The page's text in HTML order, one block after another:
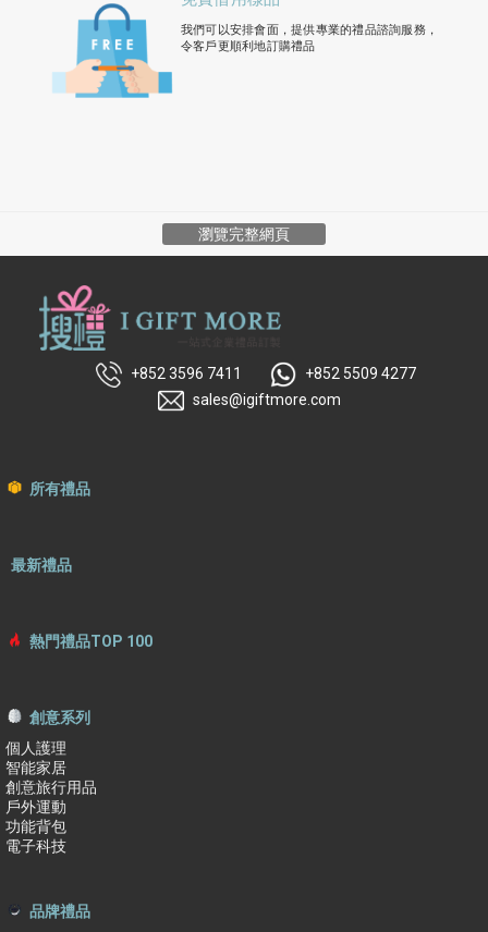
我們可以安排會面，提供專業的禮品諮詢服務，
令客戶更順利地訂購禮品
瀏覽完整網頁
+852 3596 7411
+852 5509 4277
sales@igiftmore.com
所有禮品
最新禮品
熱門禮品TOP 100
創意系列
個人護理
智能家居
創意旅行用品
戶外運動
功能背包
電子科技
品牌禮品